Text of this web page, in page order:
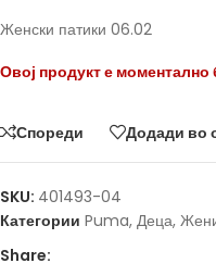
Женски патики 06.02
Овој продукт е моментално
Спореди Додади во
SKU: 401493-04
Категории Puma, Деца,
Share: